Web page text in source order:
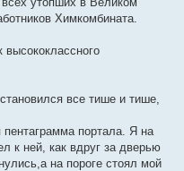
Химкомбината.
высококлассного
все тише и тише,
пентаграмма портала. Я на
к ней, как вдруг за дверью
на пороге стоял мой